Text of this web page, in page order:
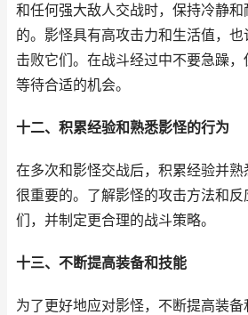
和任何强大敌人交战时，保持冷静
的。影怪具有高攻击力和生活值，
击败它们。在战斗经过中不要急躁
等待合适的机会。
十二、积累经验和熟悉影怪的行为
在多次和影怪交战后，积累经验并
很重要的。了解影怪的攻击方法和
们，并制定更合理的战斗策略。
十三、不断提高装备和技能
为了更好地应对影怪，不断提高装备